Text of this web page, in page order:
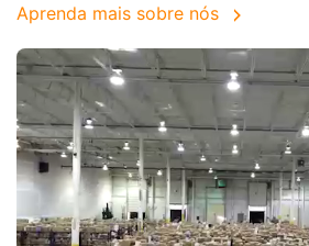
Aprenda mais sobre nós